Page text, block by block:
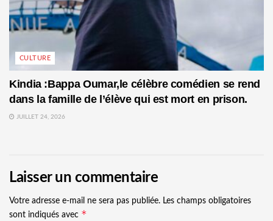
CULTURE
Kindia :Bappa Oumar,le célèbre comédien se rend
dans la famille de l’élève qui est mort en prison.
JUILLET 24, 2026
Laisser un commentaire
Votre adresse e-mail ne sera pas publiée. Les champs obligatoires
sont indiqués avec *